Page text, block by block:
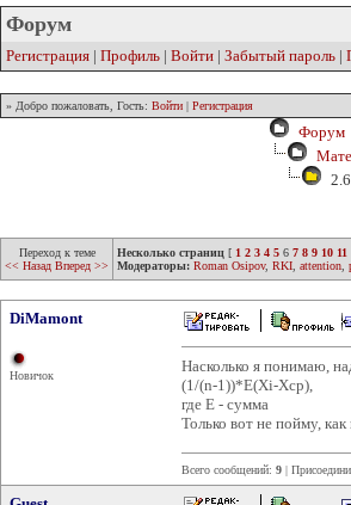
Форум
Регистрация | Профиль | Войти | Забытый пароль |
» Добро пожаловать, Гость: Войти | Регистрация
Форум
Переход к теме
<< Назад Вперед >>
Несколько страниц [ 1 2 3 4 5 6 7 8 9 10 11
Модераторы: Roman Osipov, RKI attention
DiMamont
Новичок
Насколько я понимаю,
(1/(n-1))*E(Xi-Xcp),
где Е - сумма
Только вот не пойму,
Всего сообщений: 9 |